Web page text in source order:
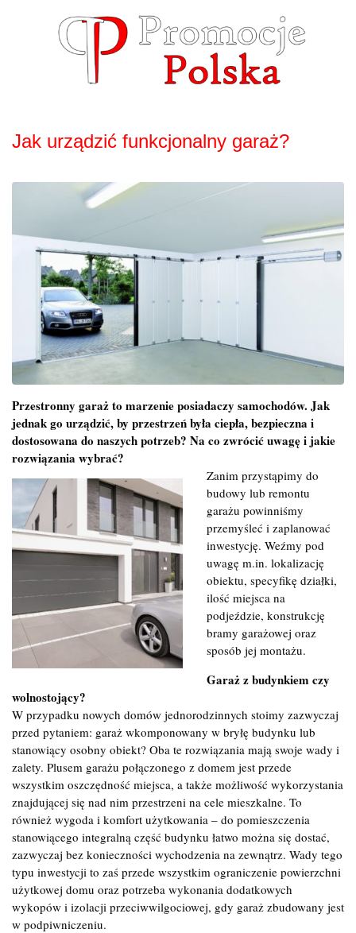
Jak urządzić funkcjonalny garaż?
Przestronny garaż to marzenie posiadaczy samochodów. Jak
jednak go urządzić, by przestrzeń była ciepła, bezpieczna i
dostosowana do naszych potrzeb? Na co zwrócić uwagę i jakie
rozwiązania wybrać?
Zanim przystąpimy do
budowy lub remontu
garażu powinniśmy
przemyśleć i zaplanować
inwestycję. Weźmy pod
uwagę m.in. lokalizację
obiektu, specyfikę działki,
ilość miejsca na
podjeździe, konstrukcję
bramy garażowej oraz
sposób jej montażu.
Garaż z budynkiem czy
wolnostojący?
W przypadku nowych domów jednorodzinnych stoimy zazwyczaj
przed pytaniem: garaż wkomponowany w bryłę budynku lub
stanowiący osobny obiekt? Oba te rozwiązania mają swoje wady i
zalety. Plusem garażu połączonego z domem jest przede
wszystkim oszczędność miejsca, a także możliwość wykorzystania
znajdującej się nad nim przestrzeni na cele mieszkalne. To
również wygoda i komfort użytkowania – do pomieszczenia
stanowiącego integralną część budynku łatwo można się dostać,
zazwyczaj bez konieczności wychodzenia na zewnątrz. Wady tego
typu inwestycji to zaś przede wszystkim ograniczenie powierzchni
użytkowej domu oraz potrzeba wykonania dodatkowych
wykopów i izolacji przeciwwilgociowej, gdy garaż zbudowany jest
w podpiwniczeniu.